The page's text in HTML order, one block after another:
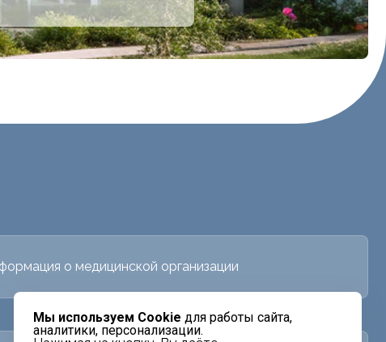
Мы используем Cookie для работы сайта,
аналитики, персонализации.
о медицинской организации